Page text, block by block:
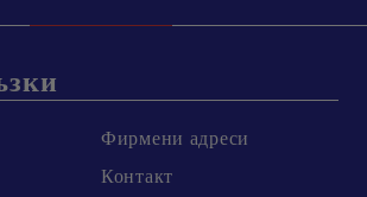
Фирмени адреси
Контакт